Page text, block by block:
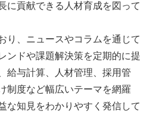
に貢献できる人材育成を図って
り、ニュースやコラムを通じて
ンドや課題解決策を定期的に提
給与計算、人材管理、採用管
制度など幅広いテーマを網羅
な知見をわかりやすく発信して